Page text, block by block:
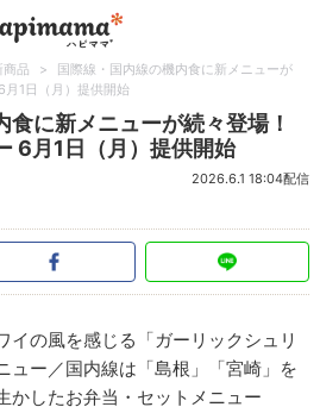
商品 >
国際線・国内線の機内食に新メニューが
1日（月）提供開始
食に新メニューが続々登場！
6月1日（月）提供開始
2026.6.1 18:04配信
イの風を感じる「ガーリックシュリ
ュー／国内線は「島根」「宮崎」を
かしたお弁当・セットメニュー